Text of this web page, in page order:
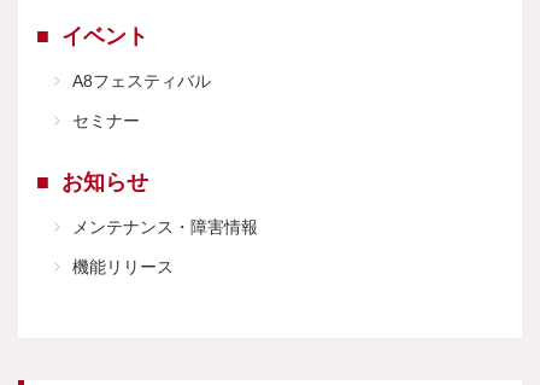
イベント
A8フェスティバル
セミナー
お知らせ
メンテナンス・障害情報
機能リリース